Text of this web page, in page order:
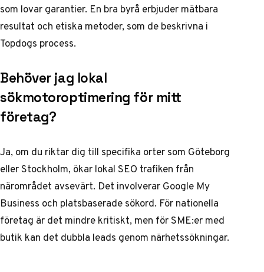
som lovar garantier. En bra byrå erbjuder mätbara
resultat och etiska metoder, som de beskrivna i
Topdogs process.
Behöver jag lokal
sökmotoroptimering för mitt
företag?
Ja, om du riktar dig till specifika orter som Göteborg
eller Stockholm, ökar lokal SEO trafiken från
närområdet avsevärt. Det involverar Google My
Business och platsbaserade sökord. För nationella
företag är det mindre kritiskt, men för SME:er med
butik kan det dubbla leads genom närhetssökningar.